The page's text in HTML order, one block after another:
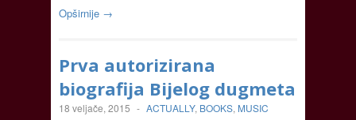
Opširnije →
Prva autorizirana
biografija Bijelog dugmeta
18 veljače, 2015 - ACTUALLY, BOOKS, MUSIC